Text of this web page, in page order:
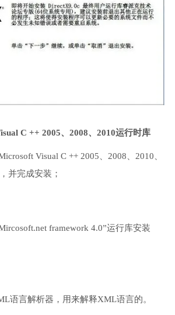
C ++ 2005、2008、2010运行时库
Visual C ++ 2005、2008、2010、
并完成安装；
framework 4.0”运行库安装
语言解析器，用来解释XML语言的。